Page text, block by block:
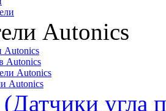
Autonics
Autonics
Autonics
Autonics
Autonics
угла